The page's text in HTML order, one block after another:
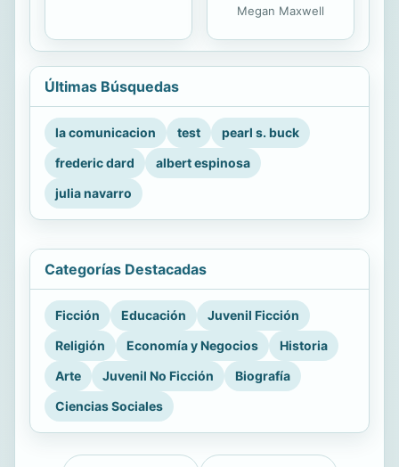
Megan Maxwell
Últimas Búsquedas
la comunicacion test
pearl s. buck
frederic dard
albert espinosa
julia navarro
Categorías Destacadas
Ficción Educación
Juvenil Ficción
Religión
Economía y Negocios
Historia
Arte
Juvenil No Ficción
Biografía
Ciencias Sociales